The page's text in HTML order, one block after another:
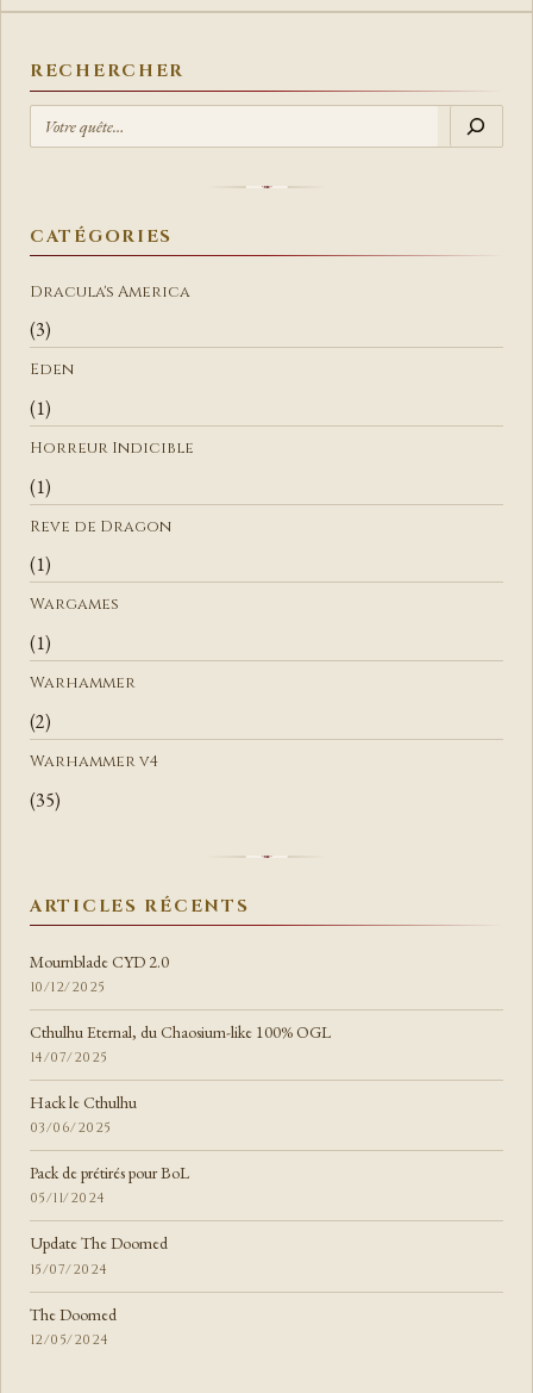
RECHERCHER
E
E
R
C
H
E
R
CATÉGORIES
Dracula's America
(3)
Eden
(1)
Horreur Indicible
(1)
Reve de Dragon
(1)
Wargames
(1)
Warhammer
(2)
Warhammer v4
(35)
ARTICLES RÉCENTS
Mournblade CYD 2.0
10/12/2025
Cthulhu Eternal, du Chaosium-like 100% OGL
14/07/2025
Hack le Cthulhu
03/06/2025
Pack de prétirés pour BoL
05/11/2024
Update The Doomed
15/07/2024
The Doomed
12/05/2024